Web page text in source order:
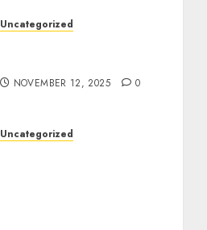
Uncategorized
NOVEMBER 12, 2025 0
Uncategorized